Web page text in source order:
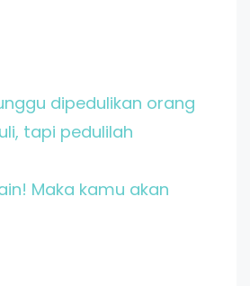
dipedulikan orang
tapi pedulilah
Maka kamu akan